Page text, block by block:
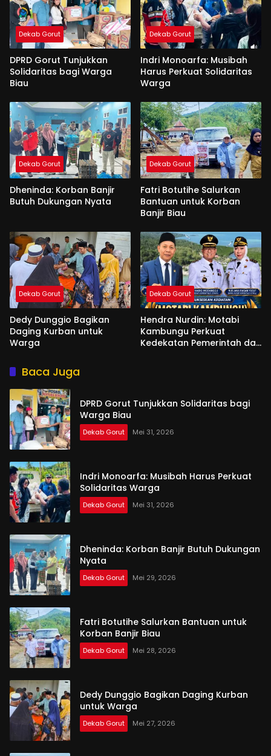
Dekab Gorut
DPRD Gorut Tunjukkan
Solidaritas bagi Warga
Biau
Dekab Gorut
Indri Monoarfa: Musibah
Harus Perkuat Solidaritas
Warga
Dekab Gorut
Dheninda: Korban Banjir
Butuh Dukungan Nyata
Dekab Gorut
Fatri Botutihe Salurkan
Bantuan untuk Korban
Banjir Biau
Dekab Gorut
Dedy Dunggio Bagikan
Daging Kurban untuk
Warga
Dekab Gorut
Hendra Nurdin: Motabi
Kambungu Perkuat
Kedekatan Pemerintah dan
Baca Juga
DPRD Gorut Tunjukkan Solidaritas bagi
Warga Biau
Dekab Gorut Mei 31, 2026
Indri Monoarfa: Musibah Harus Perkuat
Solidaritas Warga
Dekab Gorut Mei 31, 2026
Dheninda: Korban Banjir Butuh Dukungan
Nyata
Dekab Gorut Mei 29, 2026
Fatri Botutihe Salurkan Bantuan untuk
Korban Banjir Biau
Dekab Gorut Mei 28, 2026
Dedy Dunggio Bagikan Daging Kurban
untuk Warga
Dekab Gorut Mei 27, 2026